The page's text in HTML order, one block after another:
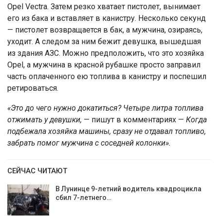
Opel Vectra. Затем резко хватает пистолет, вынимает
его из бака и вставляет в канистру. Несколько секунд
— пистолет возвращается в бак, а мужчина, озираясь,
уходит. А следом за ним бежит девушка, вышедшая
из здания АЗС. Можно предположить, что это хозяйка
Opel, а мужчина в красной рубашке просто заправил
часть оплаченного ею топлива в канистру и поспешил
ретироваться.
«Это до чего нужно докатиться? Четыре литра топлива
отжимать у девушки, — пишут в комментариях — Когда
подбежала хозяйка машины, сразу не отдавал топливо,
забрать помог мужчина с соседней колонки».
СЕЙЧАС ЧИТАЮТ
В Лунинце 9-летний водитель квадроцикла
сбил 7-летнего…